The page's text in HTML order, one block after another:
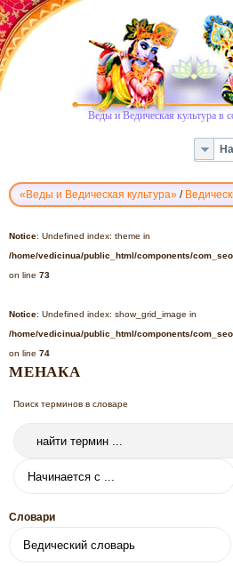
Веды и Ведическая культура в
«Веды и Ведическая культура» /
СЛОВАРЬ
-
МЕНАКА
Notice: Undefined index: theme in
/home/vedicinua/public_html/components/
on line 73
Notice: Undefined index: show_grid_image in
/home/vedicinua/public_html/components/
on line 74
МЕНАКА
Поиск терминов в словаре
Словари